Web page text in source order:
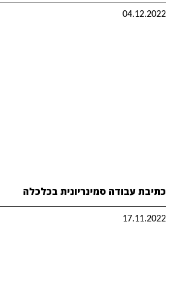
04.12.2022
כתיבת עבודה סמינריונית בכלכלה
17.11.2022